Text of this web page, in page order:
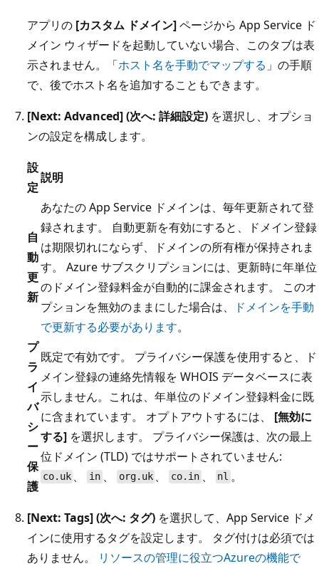
アプリの [カスタム ドメイン]ページから App Service ド
メイン ウィザードを起動していない場合、このタブは表
示されません。「ホスト名を手動でマップする 」の手順
で、後でホスト名を追加することもできます。
[Next: Advanced] (次へ: 詳細設定) を選択し、オプショ
ンの設定を構成します。
設
定
説明
自
動
更
新
あなたの App Service ドメインは、毎年更新されて登
録されます。 自動更新を有効にすると、ドメイン登録
は期限切れにならず、ドメインの所有権が保持されま
す。 Azure サブスクリプションには、更新時に年単位
のドメイン登録料金が自動的に課金されます。 このオ
プションを無効のままにした場合は、
ドメインを手動
で更新する必要があります。
プ
ラ
イ
バ
シ
ー
保
護
既定で有効です。 プライバシー保護を使用すると、ド
メイン登録の連絡先情報を WHOIS データベースに表
示しません。これは、年単位のドメイン登録料金に既
に含まれています。 オプトアウトするには、 [無効に
する] を選択します。 プライバシー保護は、次の最上
位ドメイン (TLD) ではサポートされていません:
co.uk 、 in、 org.uk 、 co.in、 nl 。
[Next: Tags] (次へ: タグ) を選択して、App Service ドメ
インに使用するタグを設定します。 タグ付けは必須では
ありません。
リソースの管理に役立つAzureの機能で